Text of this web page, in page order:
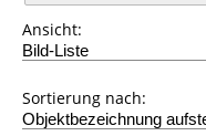
Ansicht:
Sortierung nach: